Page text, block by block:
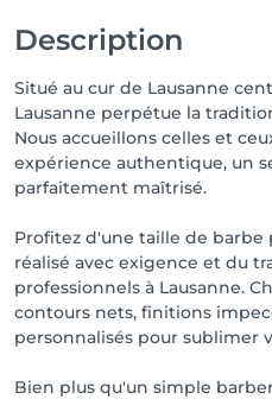
Description
Situé au cur de Lausanne
Lausanne perpétue la
Nous accueillons celles et
expérience authentique, un
parfaitement maîtrisé.
Profitez d'une taille de
réalisé avec exigence et du
professionnels à Lausanne.
contours nets, finitions
personnalisés pour sublimer
Bien plus qu'un simple